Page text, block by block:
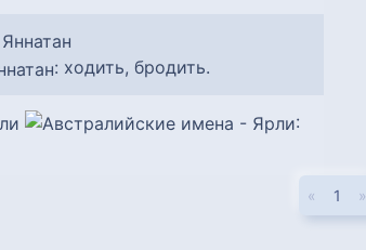
: ходить, бродить.
:
« 1 »